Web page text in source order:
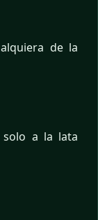
de la
a la lata